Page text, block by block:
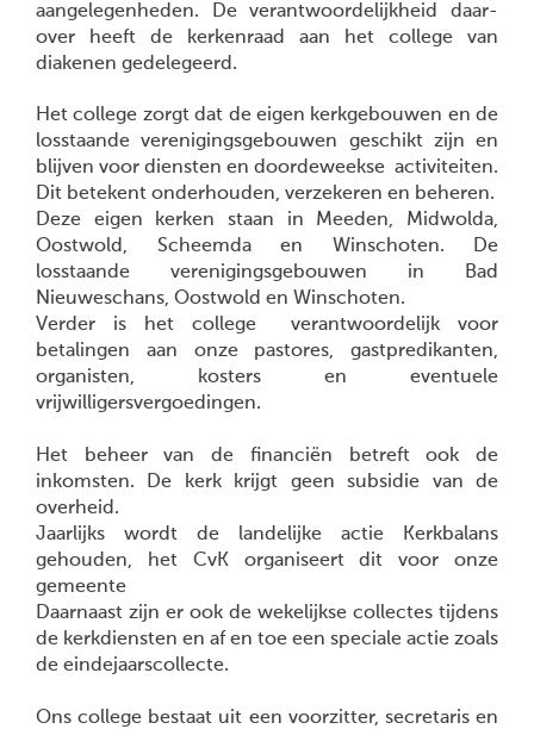
aangelegenheden. De verantwoordelijkheid daar-
over heeft de kerkenraad aan het college van
diakenen gedelegeerd.
Het college zorgt dat de eigen kerkgebouwen en de
losstaande verenigingsgebouwen geschikt zijn en
blijven voor diensten en doordeweekse activiteiten.
Dit betekent onderhouden, verzekeren en beheren.
Deze eigen kerken staan in Meeden, Midwolda,
Oostwold, Scheemda en Winschoten. De
losstaande verenigingsgebouwen in Bad
Nieuweschans, Oostwold en Winschoten.
Verder is het college verantwoordelijk voor
betalingen aan onze pastores, gastpredikanten,
organisten, kosters en eventuele
vrijwilligersvergoedingen.
Het beheer van de financiën betreft ook de
inkomsten. De kerk krijgt geen subsidie van de
overheid.
Jaarlijks wordt de landelijke actie Kerkbalans
gehouden, het CvK organiseert dit voor onze
gemeente
Daarnaast zijn er ook de wekelijkse collectes tijdens
de kerkdiensten en af en toe een speciale actie zoals
de eindejaarscollecte.
Ons college bestaat uit een voorzitter, secretaris en